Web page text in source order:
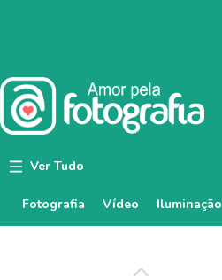
Ver Tudo
Fotografia Vídeo Iluminação